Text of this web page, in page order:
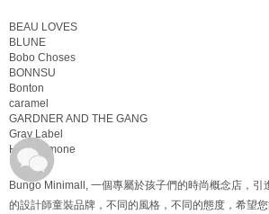
BEAU LOVES
BLUNE
Bobo Choses
BONNSU
Bonton
caramel
GARDNER AND THE GANG
Gray Label
Hello Simone
Bungo Minimall, 一個專屬於孩子們的時尚概念店，引
的設計師童裝品牌，不同的風格，不同的態度，希望